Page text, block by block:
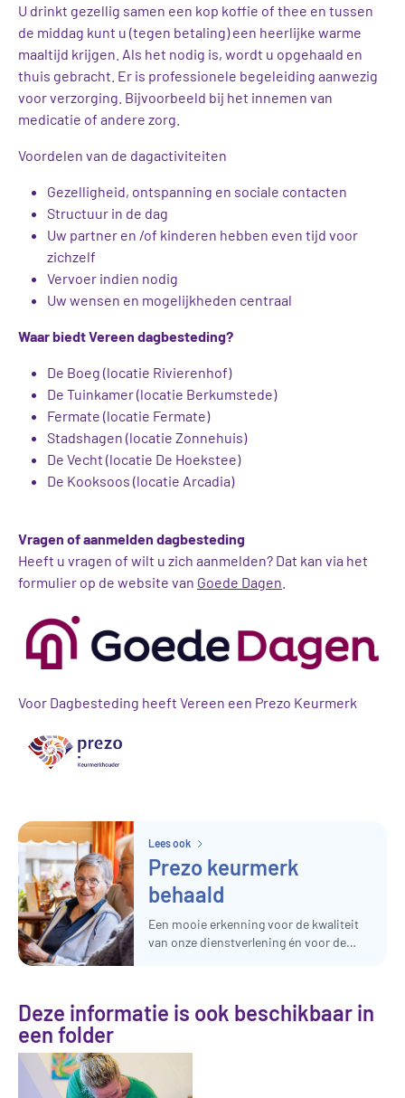
U drinkt gezellig samen een kop koffie of thee en tussen
de middag kunt u (tegen betaling) een heerlijke warme
maaltijd krijgen. Als het nodig is, wordt u opgehaald en
thuis gebracht. Er is professionele begeleiding aanwezig
voor verzorging. Bijvoorbeeld bij het innemen van
medicatie of andere zorg.
Voordelen van de dagactiviteiten
Gezelligheid, ontspanning en sociale contacten
Structuur in de dag
Uw partner en /of kinderen hebben even tijd voor
zichzelf
Vervoer indien nodig
Uw wensen en mogelijkheden centraal
Waar biedt Vereen dagbesteding?
De Boeg (locatie Rivierenhof)
De Tuinkamer (locatie Berkumstede)
Fermate (locatie Fermate)
Stadshagen (locatie Zonnehuis)
De Vecht (locatie De Hoekstee)
De Kooksoos (locatie Arcadia)
Vragen of aanmelden dagbesteding
Heeft u vragen of wilt u zich aanmelden? Dat kan via het
formulier op de website van Goede Dagen
Voor Dagbesteding heeft Vereen een Prezo Keurmerk
Lees ook
Prezo keurmerk
behaald
Een mooie erkenning voor de kwaliteit
van onze dienstverlening én voor de
Deze informatie is ook beschikbaar in
een folder